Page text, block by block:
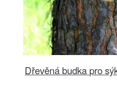
Dřevěná budka pro